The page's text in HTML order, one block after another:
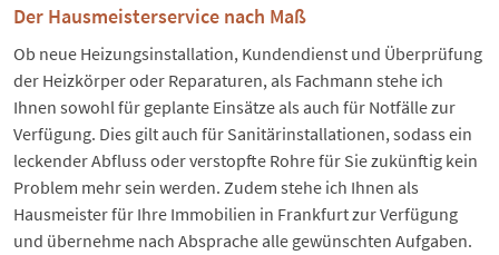
Der Hausmeisterservice nach Maß
Ob neue Heizungsinstallation, Kundendienst und Überprüfung
der Heizkörper oder Reparaturen, als Fachmann stehe ich
Ihnen sowohl für geplante Einsätze als auch für Notfälle zur
Verfügung. Dies gilt auch für Sanitärinstallationen, sodass ein
leckender Abfluss oder verstopfte Rohre für Sie zukünftig kein
Problem mehr sein werden. Zudem stehe ich Ihnen als
Hausmeister für Ihre Immobilien in Frankfurt zur Verfügung
und übernehme nach Absprache alle gewünschten Aufgaben.